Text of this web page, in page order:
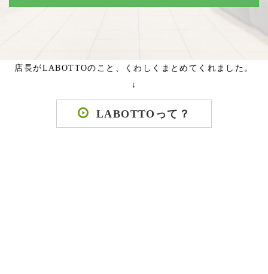
店長がLABOTTOのこと、くわしくまとめてくれました。
↓
LABOTTOって？